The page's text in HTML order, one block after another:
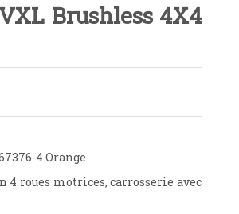
Brushless 4X4
4 Orange
roues motrices, carrosserie avec